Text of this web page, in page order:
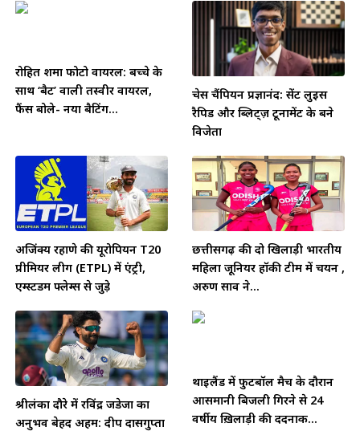
रोहित शर्मा फोटो वायरल: बच्चे के
साथ ‘बैट’ वाली तस्वीर वायरल,
फैंस बोले- नया बैटिंग...
चेस चैंपियन प्रज्ञानंद: सेंट लुइस
रैपिड और ब्लिट्ज़ टूर्नामेंट के बने
विजेता
अजिंक्य रहाणे की यूरोपियन T20
प्रीमियर लीग (ETPL) में एंट्री,
एम्स्टर्डम फ्लेम्स से जुड़े
छत्तीसगढ़ की दो खिलाड़ी भारतीय
महिला जूनियर हॉकी टीम में चयन ,
अरुण साव ने...
श्रीलंका दौरे में रविंद्र जडेजा का
अनुभव बेहद अहम: दीप दासगुप्ता
थाईलैंड में फुटबॉल मैच के दौरान
आसमानी बिजली गिरने से 24
वर्षीय ख़िलाड़ी की दर्दनाक...